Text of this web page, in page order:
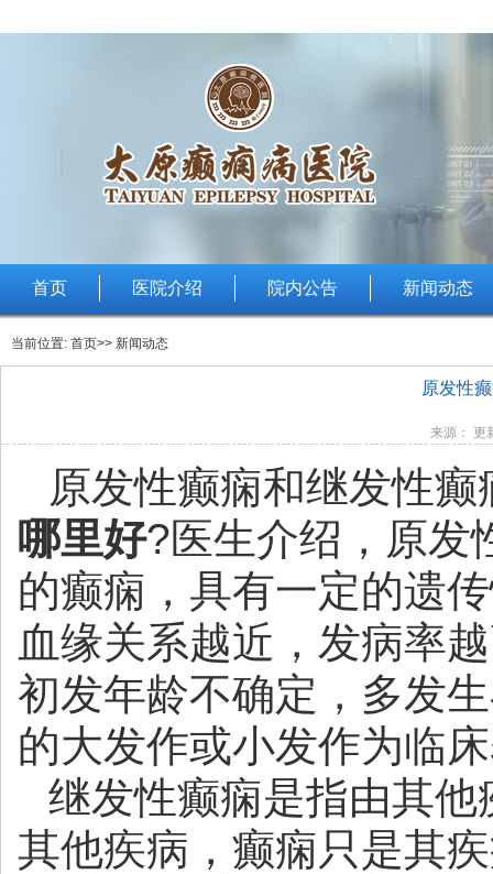
首页 医院介绍 院内公告 新闻动态
当前位置: 首页>> 新闻动态
原发性
来源：
原发性癫痫和继发性癫
哪里好?医生介绍，原发
的癫痫，具有一定的遗
血缘关系越近，发病率
初发年龄不确定，多发
的大发作或小发作为临
继发性癫痫是指由其
其他疾病，癫痫只是其